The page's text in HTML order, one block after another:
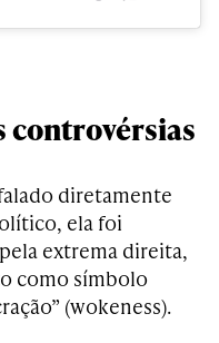
controvérsias
diretamente
ela foi
extrema direita,
como símbolo
(wokeness).